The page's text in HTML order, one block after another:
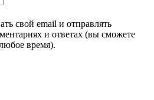
свой email и отправлять
и ответах (вы cможете
время).